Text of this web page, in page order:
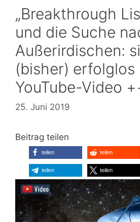
„Breakthrough
und die Suche
Außerirdischen:
(bisher) erfolglos
YouTube-Video
25. Juni 2019
Beitrag teilen
teilen teilen
teilen teilen